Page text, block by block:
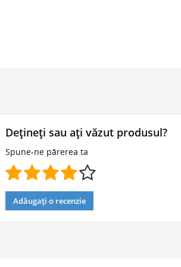
Dețineți sau ați văzut produsul?
Spune-ne părerea ta
Adăugați o recenzie